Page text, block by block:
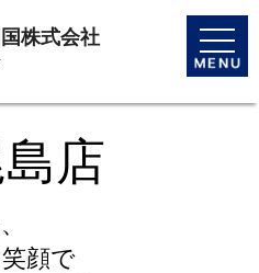
toggle
株式会社
店
顔で